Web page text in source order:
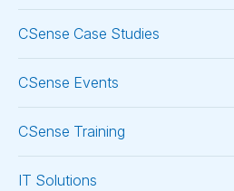
CSense Case Studies
CSense Events
CSense Training
IT Solutions